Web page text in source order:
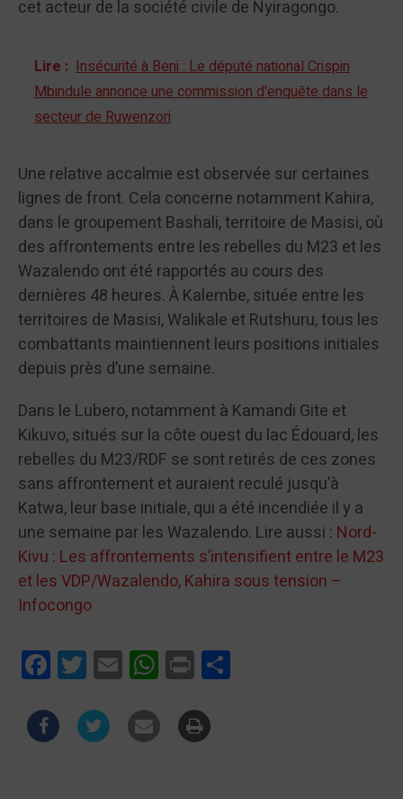
cet acteur de la société civile de Nyiragongo.
Lire : Insécurité à Beni : Le député national Crispin
Mbindule annonce une commission d'enquête dans le
secteur de Ruwenzori
Une relative accalmie est observée sur certaines
lignes de front. Cela concerne notamment Kahira,
dans le groupement Bashali, territoire de Masisi, où
des affrontements entre les rebelles du M23 et les
Wazalendo ont été rapportés au cours des
dernières 48 heures. À Kalembe, située entre les
territoires de Masisi, Walikale et Rutshuru, tous les
combattants maintiennent leurs positions initiales
depuis près d’une semaine.
Dans le Lubero, notamment à Kamandi Gite et
Kikuvo, situés sur la côte ouest du lac Édouard, les
rebelles du M23/RDF se sont retirés de ces zones
sans affrontement et auraient reculé jusqu’à
Katwa, leur base initiale, qui a été incendiée il y a
une semaine par les Wazalendo. Lire aussi : Nord-
Kivu : Les affrontements s’intensifient entre le M23
et les VDP/Wazalendo, Kahira sous tension –
Infocongo
FacebookTwitterEmail WhatsApp
Print